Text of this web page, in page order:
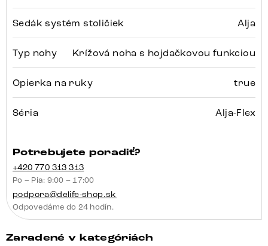
Sedák systém stoličiek Alja
Typ nohy Krížová noha s hojdačkovou funkciou
Opierka na ruky true
Séria Alja-Flex
Potrebujete poradiť?
+420 770 313 313
Po – Pia: 9:00 – 17:00
podpora@delife-shop.sk
Odpovedáme do 24 hodín.
Zaradené v kategóriách